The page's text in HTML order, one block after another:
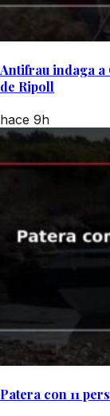
Antifrau indaga
de Ripoll
hace 9h
Patera con 11